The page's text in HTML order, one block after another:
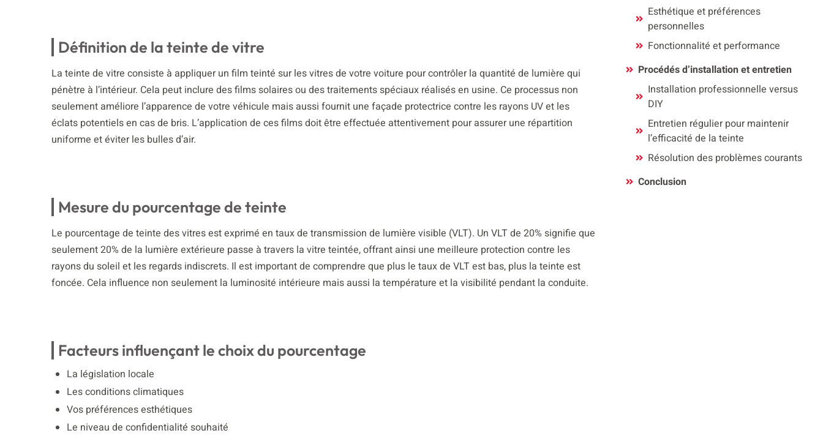
Définition de la teinte de vitre
La teinte de vitre consiste à appliquer un film teinté sur les vitres de votre voiture pour contrôler la quantité de lumière qui
pénètre à l’intérieur. Cela peut inclure des films solaires ou des traitements spéciaux réalisés en usine. Ce processus non
seulement améliore l’apparence de votre véhicule mais aussi fournit une façade protectrice contre les rayons UV et les
éclats potentiels en cas de bris. L’application de ces films doit être effectuée attentivement pour assurer une répartition
uniforme et éviter les bulles d’air.
Mesure du pourcentage de teinte
Le pourcentage de teinte des vitres est exprimé en taux de transmission de lumière visible (VLT). Un VLT de 20% signifie que
seulement 20% de la lumière extérieure passe à travers la vitre teintée, offrant ainsi une meilleure protection contre les
rayons du soleil et les regards indiscrets. Il est important de comprendre que plus le taux de VLT est bas, plus la teinte est
foncée. Cela influence non seulement la luminosité intérieure mais aussi la température et la visibilité pendant la conduite.
Facteurs influençant le choix du pourcentage
La législation locale
Les conditions climatiques
Vos préférences esthétiques
Le niveau de confidentialité souhaité
Esthétique et préférences
personnelles
Fonctionnalité et performance
Procédés d’installation et entretien
Installation professionnelle versus
DIY
Entretien régulier pour maintenir
l’efficacité de la teinte
Résolution des problèmes courants
Conclusion